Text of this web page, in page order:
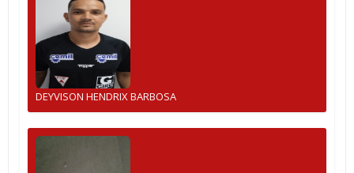
DEYVISON HENDRIX BARBOSA